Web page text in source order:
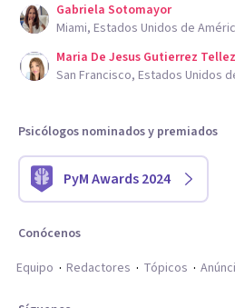
Gabriela Sotomayor
Miami, Estados Unidos de
Maria De Jesus Gutierrez Tellez
San Francisco, Estados Unidos
Psicólogos nominados y premiados
PyM Awards 2024
Conócenos
Equipo
Redactores Tópicos